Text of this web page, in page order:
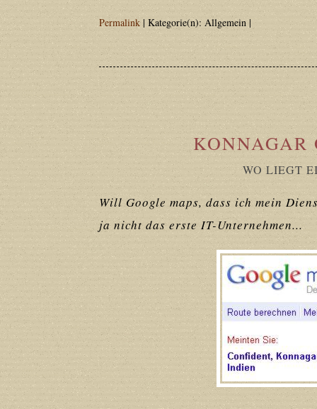
Deprecated: Creation of dynamic
deprecated in/home/users/confidit/
line213
Deprecated: Creation of dynamic
/home/users/confidit/www/cms/
Deprecated: Creation of dynamic
deprecated in /home/users/confidit/
line 507
Deprecated: Creation of dynamic
deprecated in/home/users/confidit/
line179
Permalink| Kategorie(n): Allgemein |
WO LIEGT
Will Google maps, dass ich mein
ja nicht das erste IT-Unternehmen...